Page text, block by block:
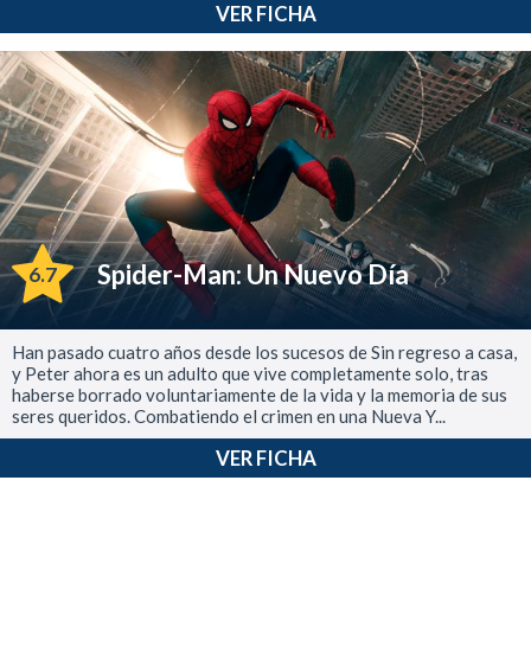
VER FICHA
6.7 Spider-Man: Un Nuevo Día
Han pasado cuatro años desde los sucesos de Sin regreso a casa,
y Peter ahora es un adulto que vive completamente solo, tras
haberse borrado voluntariamente de la vida y la memoria de sus
seres queridos. Combatiendo el crimen en una Nueva Y...
VER FICHA